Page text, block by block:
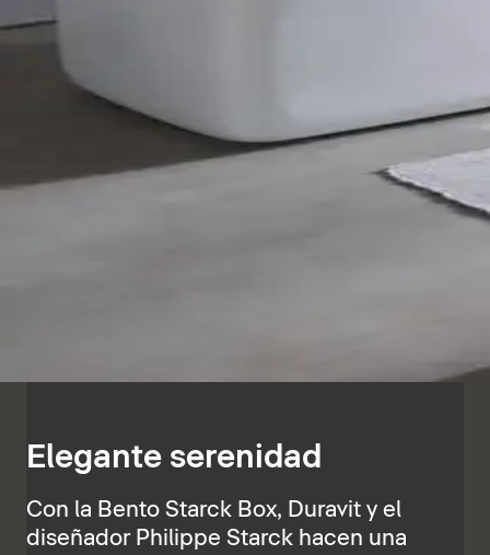
Elegante serenidad
Con la Bento Starck Box, Duravit y el
diseñador Philippe Starck hacen una